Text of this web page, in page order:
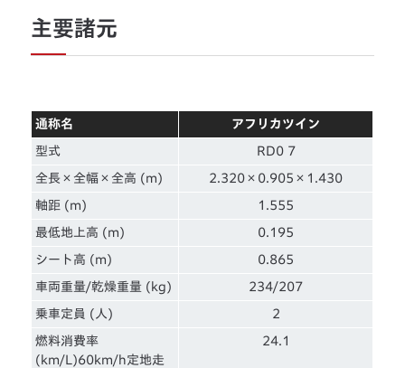
主要諸元
通称名 アフリカツイン
型式 RD0 7
全長×全幅×全高 (m) 2.320×0.905×1.430
軸距 (m) 1.555
最低地上高 (m) 0.195
シート高 (m) 0.865
車両重量/乾燥重量 (kg) 234/207
乗車定員 (人) 2
燃料消費率
(km/L)60km/h定地走
24.1